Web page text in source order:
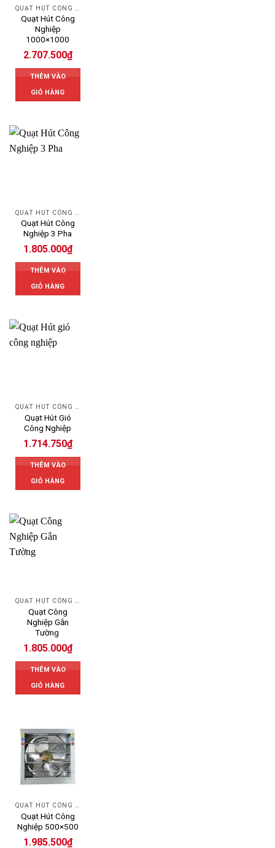
Quạt Hút Công
Nghiệp
1000×1000
2.707.500₫
THÊM VÀO
GIỎ HÀNG
Quạt Hút Công
Nghiệp 3 Pha
1.805.000₫
THÊM VÀO
GIỎ HÀNG
Quạt Hút Gió
Công Nghiệp
1.714.750₫
THÊM VÀO
GIỎ HÀNG
Quạt Công
Nghiệp Gắn
Tường
1.805.000₫
THÊM VÀO
GIỎ HÀNG
Quạt Hút Công
Nghiệp 500×500
1.985.500₫